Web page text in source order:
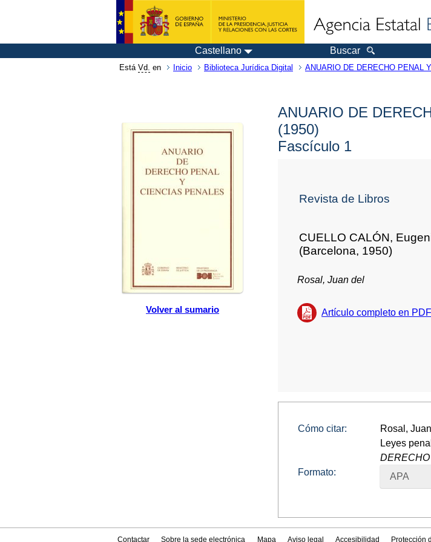
Castellano Buscar
Está Vd. en Inicio Biblioteca Jurídica Digital ANUARIO DE DERECHO PENAL
Volver al sumario
ANUARIO DE
(1950)
Fascículo 1
Revista de Libros
CUELLO CALÓN,
(Barcelona, 1950)
Rosal, Juan del
Artículo completo en PDF
Cómo citar:
Rosal,
Leyes
Formato:
APA
Contactar Sobre la sede electrónica Mapa Aviso legal Accesibilidad Protección